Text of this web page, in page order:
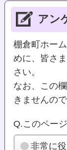
アン
棚倉町ホー
めに、皆さ
さい。
なお、この
きませんの
Q.このペー
非常に